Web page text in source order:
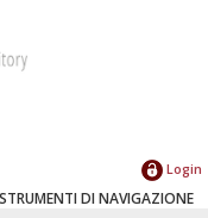
Login
STRUMENTI DI NAVIGAZIONE